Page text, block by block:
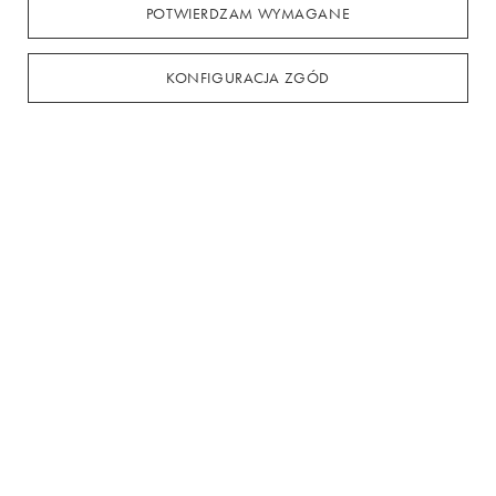
Regulaminy
POTWIERDZAM WYMAGANE
KONFIGURACJA ZGÓD